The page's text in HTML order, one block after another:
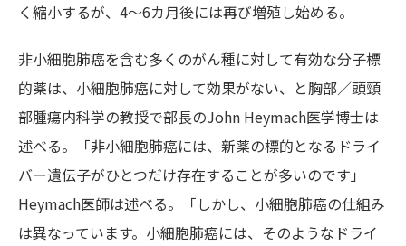
く縮小するが、4～6カ月後には再び増殖し始める。
非小細胞肺癌を含む多くのがん種に対して有効な分子標
的薬は、小細胞肺癌に対して効果がない、と胸部／頭頸
部腫瘍内科学の教授で部長のJohn Heymach医学博士は
述べる。「非小細胞肺癌には、新薬の標的となるドライ
バー遺伝子がひとつだけ存在することが多いのです」
Heymach医師は述べる。「しかし、小細胞肺癌の仕組み
は異なっています。小細胞肺癌には、そのようなドライ